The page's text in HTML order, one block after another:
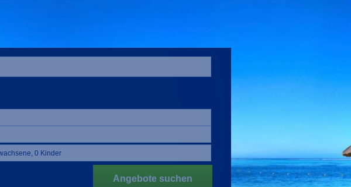
Angebote suchen